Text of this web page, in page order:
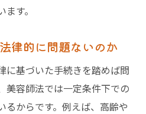
す。
律的に問題ないのか
に基づいた手続きを踏めば問
美容師法では一定条件下での
るからです。例えば、高齢や